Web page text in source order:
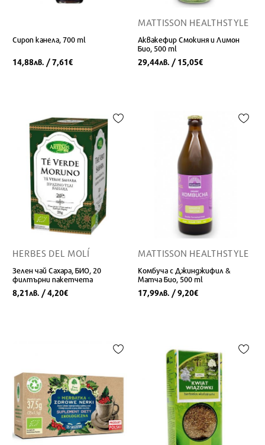
Сироп канела, 700 ml
14,88лв. / 7,61€
MATTISSON HEALTHSTYLE
Аквакефир Смокиня и Лимон
Био, 500 ml
29,44лв. / 15,05€
HERBES DEL MOLÍ
Зелен чай Сахара, БИО, 20
филтърни пакетчета
8,21лв. / 4,20€
MATTISSON HEALTHSTYLE
Комбуча с Джинджифил &
Матча Био, 500 ml
17,99лв. / 9,20€